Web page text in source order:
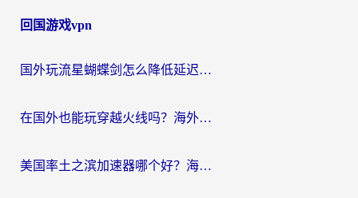
回国游戏vpn
国外玩流星蝴蝶剑怎么降低延迟？海外党必看的加速秘籍（含欧洲鸣潮&彩虹岛优化攻略）
在国外也能玩穿越火线吗？海外玩家国服游戏畅玩终极指南
美国率土之滨加速器哪个好？海外党国服游戏畅玩终极指南（附多游戏解决方案）